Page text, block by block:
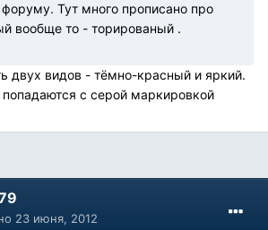
форуму. Тут много прописано про
вообще то - торированый .
двух видов - тёмно-красный и яркий.
с серой маркировкой
23 июня, 2012